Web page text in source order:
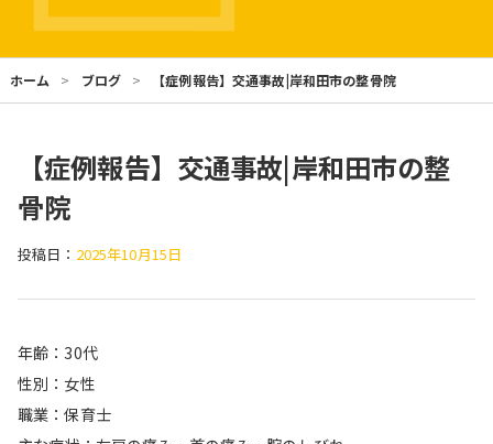
ホーム ブログ 【症例報告】交通事故|岸和田市の整骨院
【症例報告】交通事故|岸和田市の整
骨院
投稿日： 2025年10月15日
年齢：30代
性別：女性
職業：保育士